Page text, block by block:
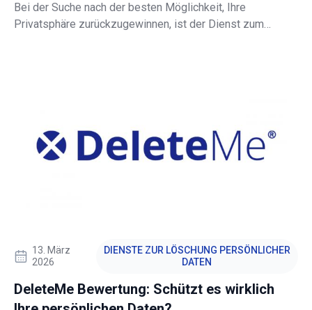
Bei der Suche nach der besten Möglichkeit, Ihre
Privatsphäre zurückzugewinnen, ist der Dienst zum
13. März
2026
DIENSTE ZUR LÖSCHUNG PERSÖNLICHER
DATEN
DeleteMe Bewertung: Schützt es wirklich